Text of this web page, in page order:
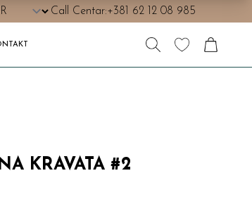
Call Centar:+381 62 12 08 985
KRAVATA #2